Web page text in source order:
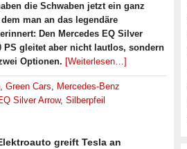
die Schwaben jetzt ein ganz
man an das legendäre
Den Mercedes EQ Silver
gleitet aber nicht lautlos, sondern
Optionen. [Weiterlesen…]
, Green Cars, Mercedes-Benz
Silver Arrow, Silberpfeil
greift Tesla an